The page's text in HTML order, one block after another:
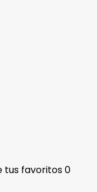
tus favoritos0